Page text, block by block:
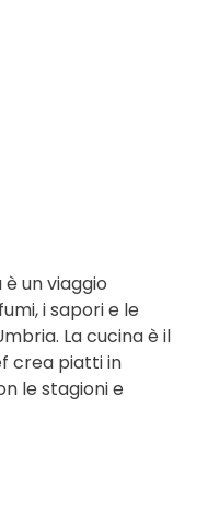
è un viaggio
i sapori e le
La cucina è il
crea piatti in
le stagioni e